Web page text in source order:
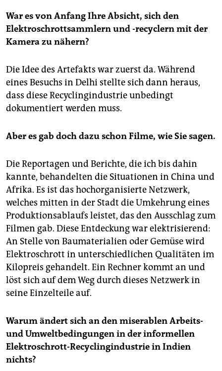
War es von Anfang Ihre Absicht, sich den
Elektroschrottsammlern und -recyclern mit der
Kamera zu nähern?
Die Idee des Artefakts war zuerst da. Während
eines Besuchs in Delhi stellte sich dann heraus,
dass diese Recyclingindustrie unbedingt
dokumentiert werden muss.
Aber es gab doch dazu schon Filme, wie Sie sagen.
Die Reportagen und Berichte, die ich bis dahin
kannte, behandelten die Situationen in China und
Afrika. Es ist das hochorganisierte Netzwerk,
welches mitten in der Stadt die Umkehrung eines
Produktionsablaufs leistet, das den Ausschlag zum
Filmen gab. Diese Entdeckung war elektrisierend:
An Stelle von Baumaterialien oder Gemüse wird
Elektroschrott in unterschiedlichen Qualitäten im
Kilopreis gehandelt. Ein Rechner kommt an und
löst sich auf dem Weg durch dieses Netzwerk in
seine Einzelteile auf.
Warum ändert sich an den miserablen Arbeits-
und Umweltbedingungen in der informellen
Elektroschrott-Recyclingindustrie in Indien
nichts?